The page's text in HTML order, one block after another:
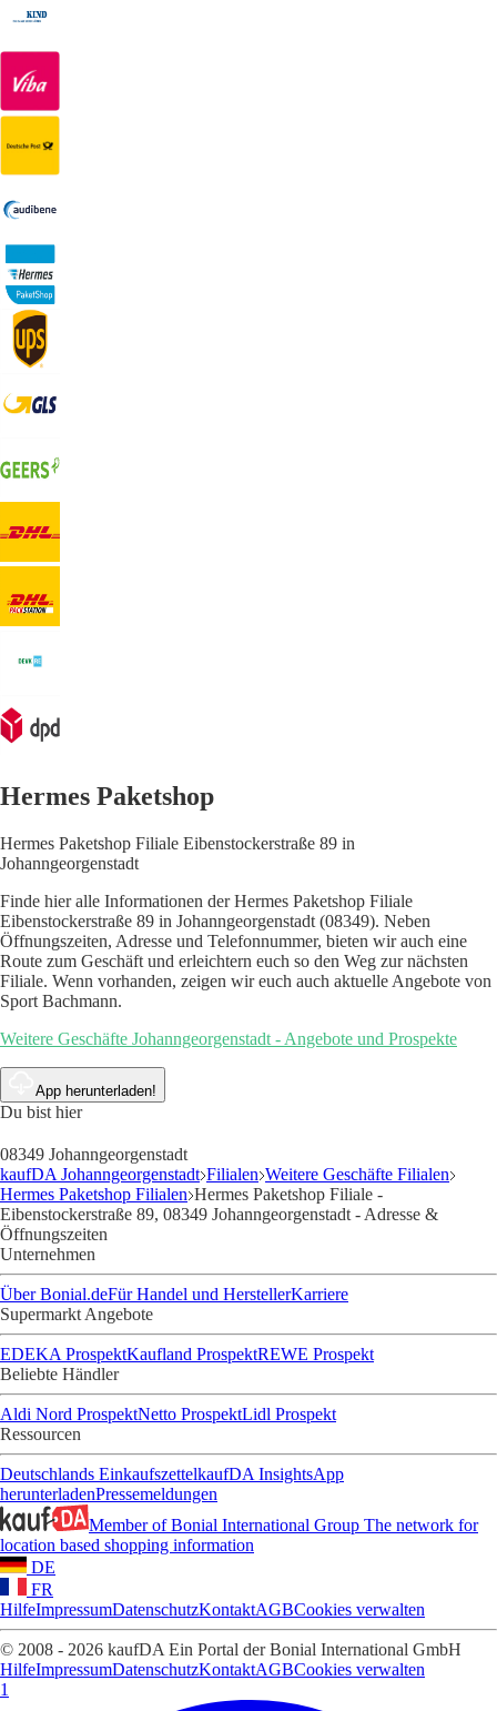
Hermes Paketshop
Hermes Paketshop Filiale Eibenstockerstraße 89 in
Johanngeorgenstadt
Finde hier alle Informationen der Hermes Paketshop Filiale
Eibenstockerstraße 89 in Johanngeorgenstadt (08349). Neben
Öffnungszeiten, Adresse und Telefonnummer, bieten wir auch eine
Route zum Geschäft und erleichtern euch so den Weg zur nächsten
Filiale. Wenn vorhanden, zeigen wir euch auch aktuelle Angebote von
Sport Bachmann.
Weitere Geschäfte Johanngeorgenstadt - Angebote und Prospekte
App herunterladen!
Du bist hier
08349 Johanngeorgenstadt
kaufDA Johanngeorgenstadt Filialen Weitere Geschäfte Filialen
Hermes Paketshop Filialen Hermes Paketshop Filiale -
Eibenstockerstraße 89, 08349 Johanngeorgenstadt - Adresse &
Öffnungszeiten
Unternehmen
Über Bonial.deFür Handel und HerstellerKarriere
Supermarkt Angebote
EDEKA ProspektKaufland ProspektREWE Prospekt
Beliebte Händler
Aldi Nord ProspektNetto ProspektLidl Prospekt
Ressourcen
Deutschlands EinkaufszettelkaufDA InsightsApp
herunterladenPressemeldungen
Member of Bonial International Group The network for
location based shopping information
DE
FR
HilfeImpressumDatenschutzKontaktAGBCookies verwalten
© 2008 - 2026 kaufDA Ein Portal der Bonial International GmbH
HilfeImpressumDatenschutzKontaktAGBCookies verwalten
1